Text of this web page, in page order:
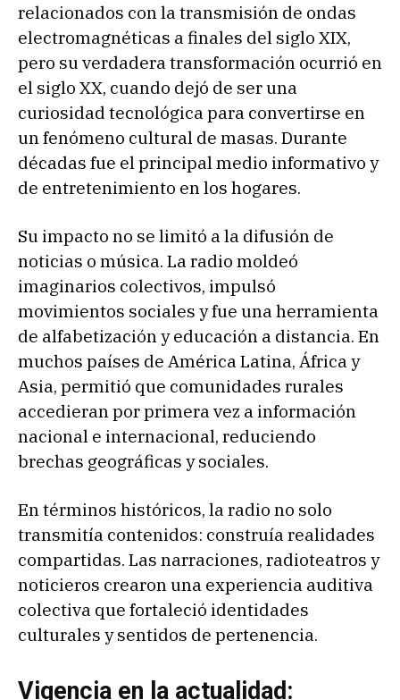
relacionados con la transmisión de ondas
electromagnéticas a finales del siglo XIX,
pero su verdadera transformación ocurrió en
el siglo XX, cuando dejó de ser una
curiosidad tecnológica para convertirse en
un fenómeno cultural de masas. Durante
décadas fue el principal medio informativo y
de entretenimiento en los hogares.
Su impacto no se limitó a la difusión de
noticias o música. La radio moldeó
imaginarios colectivos, impulsó
movimientos sociales y fue una herramienta
de alfabetización y educación a distancia. En
muchos países de América Latina, África y
Asia, permitió que comunidades rurales
accedieran por primera vez a información
nacional e internacional, reduciendo
brechas geográficas y sociales.
En términos históricos, la radio no solo
transmitía contenidos: construía realidades
compartidas. Las narraciones, radioteatros y
noticieros crearon una experiencia auditiva
colectiva que fortaleció identidades
culturales y sentidos de pertenencia.
Vigencia en la actualidad: